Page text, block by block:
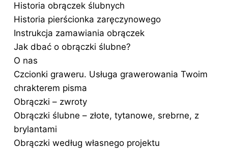
Historia obrączek ślubnych
Historia pierścionka zaręczynowego
Instrukcja zamawiania obrączek
Jak dbać o obrączki ślubne?
O nas
Czcionki graweru. Usługa grawerowania Twoim
chrakterem pisma
Obrączki – zwroty
Obrączki ślubne – złote, tytanowe, srebrne, z
brylantami
Obrączki według własnego projektu